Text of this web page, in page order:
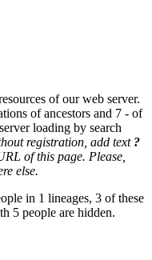
of our web server.
of ancestors and 7 - of
loading by search
registration, add text ?
of this page. Please,
else.
in 1 lineages, 3 of these
5 people are hidden.